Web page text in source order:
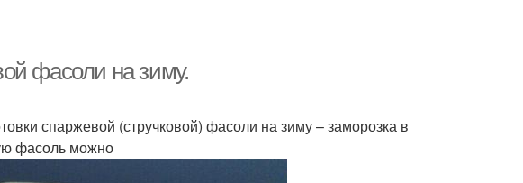
фасоли на зиму.
спаржевой (стручковой) фасоли на зиму – заморозка в
фасоль можно